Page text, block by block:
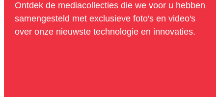
Ontdek de mediacollecties die we voor u hebben
samengesteld met exclusieve foto's en video's
over onze nieuwste technologie en innovaties.